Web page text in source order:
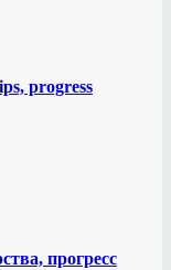
progress
прогресс